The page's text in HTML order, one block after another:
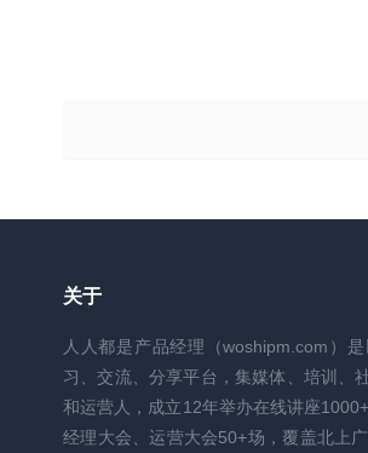
关于
人人都是产品经理（woshipm.com）
习、交流、分享平台，集媒体、培训、
和运营人，成立12年举办在线讲座
经理大会、运营大会50+场，覆盖北上